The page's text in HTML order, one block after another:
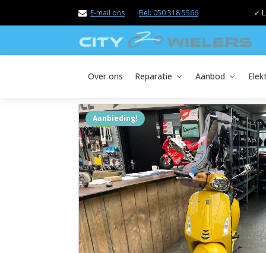
E-mail ons Bel: 050 318 5566 ✓
Over ons Reparatie Aanbod
Aanbieding!